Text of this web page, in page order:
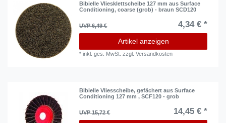
Bibielle Vliesklettscheibe 127 mm aus Surface
Conditioning, coarse (grob) - braun SCD120
UVP 6,49 € 4,34 € *
Artikel anzeigen
*inkl. ges. MwSt. zzgl.Versandkosten
Bibielle Vliesscheibe, gefächert aus Surface
Conditioning 127 mm , SCF120 - grob
UVP 15,72 € 14,45 € *